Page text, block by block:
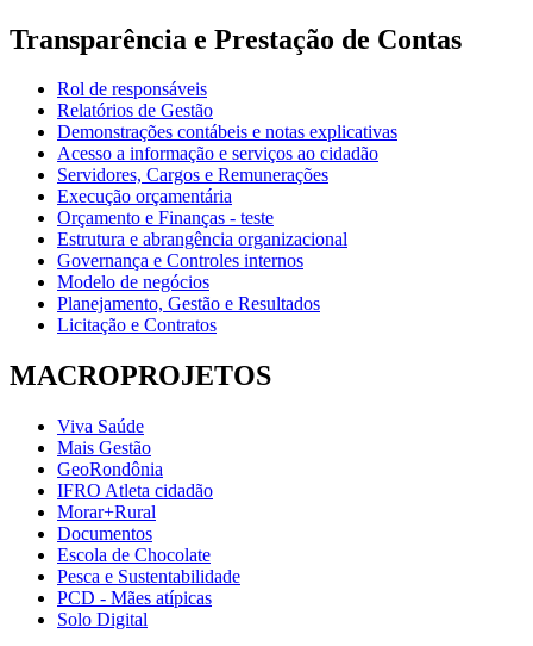
Transparência e Prestação de Contas
Rol de responsáveis
Relatórios de Gestão
Demonstrações contábeis e notas explicativas
Acesso a informação e serviços ao cidadão
Servidores, Cargos e Remunerações
Execução orçamentária
Orçamento e Finanças - teste
Estrutura e abrangência organizacional
Governança e Controles internos
Modelo de negócios
Planejamento, Gestão e Resultados
Licitação e Contratos
MACROPROJETOS
Viva Saúde
Mais Gestão
GeoRondônia
IFRO Atleta cidadão
Morar+Rural
Documentos
Escola de Chocolate
Pesca e Sustentabilidade
PCD - Mães atípicas
Solo Digital